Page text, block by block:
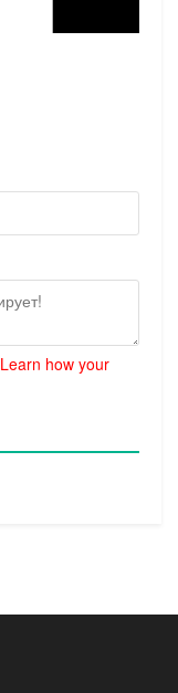
Learn how your